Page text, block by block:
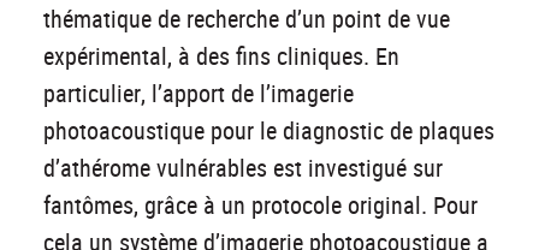
thématique de recherche d’un point de vue
expérimental, à des fins cliniques. En
particulier, l’apport de l’imagerie
photoacoustique pour le diagnostic de plaques
d’athérome vulnérables est investigué sur
fantômes, grâce à un protocole original. Pour
cela un système d’imagerie photoacoustique a